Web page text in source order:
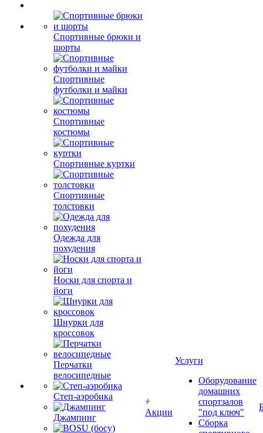
Спортивные брюки и
шорты
Спортивные
футболки и майки
Спортивные
костюмы
Спортивные куртки
Спортивные
толстовки
Одежда для
похудения
Носки для спорта и
йоги
Шнурки для
кроссовок
Перчатки
велосипедные
Степ-аэробика
Джампинг
Акции
Услуги
Оборудование
домашних
спортзалов
"под ключ"
Сборка